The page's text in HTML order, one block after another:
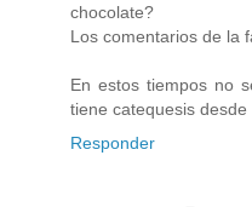
chocolate?
Los comentarios de la
En estos tiempos no
tiene catequesis desde
Responder